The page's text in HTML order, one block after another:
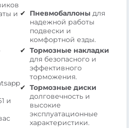
и
и
Пневмобаллоны для
надежной работы
подвески и
комфортной езды.
Тормозные накладки
для безопасного и
эффективного
торможения.
Тормозные диски
долговечность и
высокие
эксплуатационные
характеристики.